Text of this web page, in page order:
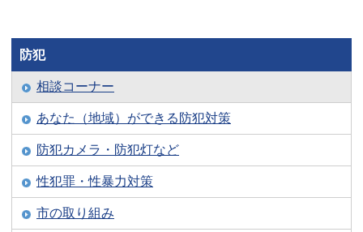
防犯
相談コーナー
あなた（地域）ができる防犯対策
防犯カメラ・防犯灯など
性犯罪・性暴力対策
市の取り組み